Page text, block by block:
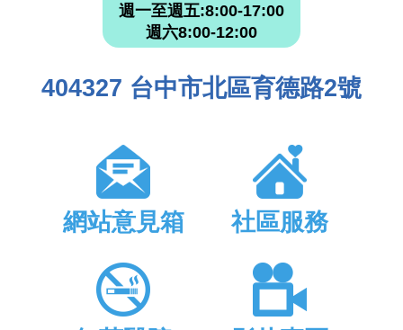
週一至週五:8:00-17:00
週六8:00-12:00
404327 台中市北區育德路2號
網站意見箱 社區服務